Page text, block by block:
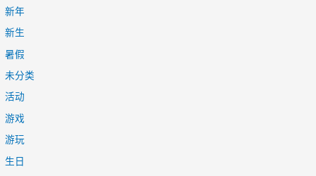
新年
新生
暑假
未分类
活动
游戏
游玩
生日